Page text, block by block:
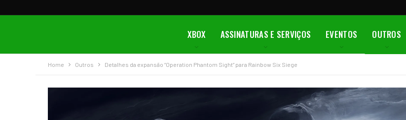
XBOX ASSINATURAS E SERVIÇOS EVENTOS OUTROS
Home Outros Detalhes da expansão “Operation Phantom Sight” para Rainbow Six Siege